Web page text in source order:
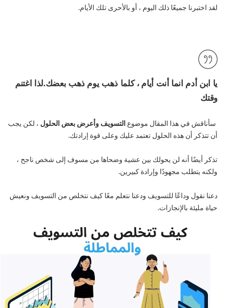
لقد اختبرنا جميعًا ذلك اليوم ، أو بالأحرى تلك الأيام.
يا ابن أدم انما أنت أيام ، كلما ذهب يوم ذهب بعضك.لذا اغتنم
وقتك
سأناقش في هذا المقال موضوع التسويف وأعرض بعض الحلول ، لكن يجب
أن تتذكر أن هذه الحلول تعتمد عليك وعلى قوة إرادتك.
تذكر أيضًا أنه لن يحولك بين عشية وضحاها من مسوف إلى شخص ناجح ،
ولكنه يتطلب مجهودًا وإرادة كبيرين.
دعنا نقول وداعًا للتسويف ودعنا نتعلم معًا كيف نتخلص من التسويف ونعيش
حياة مليئة بالإنجازات.